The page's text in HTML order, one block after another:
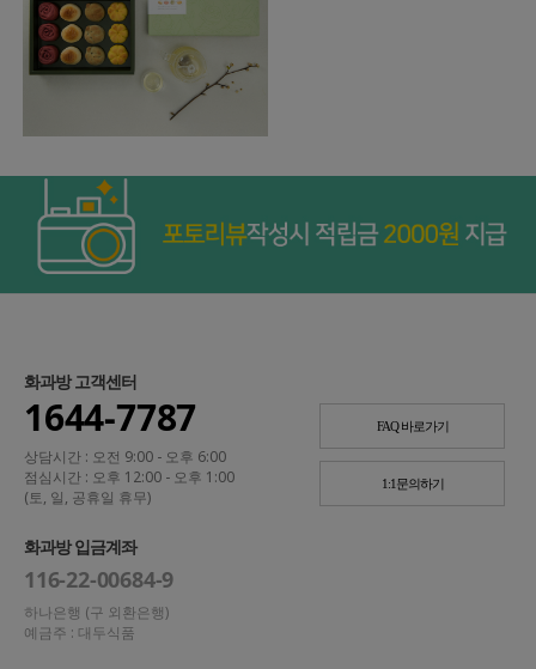
화과방 고객센터
1644-7787
상담시간 : 오전 9:00 - 오후 6:00
점심시간 : 오후 12:00 - 오후 1:00
(토, 일, 공휴일 휴무)
FAQ 바로가기
1:1문의하기
화과방 입금계좌
116-22-00684-9
하나은행 (구 외환은행)
예금주 : 대두식품